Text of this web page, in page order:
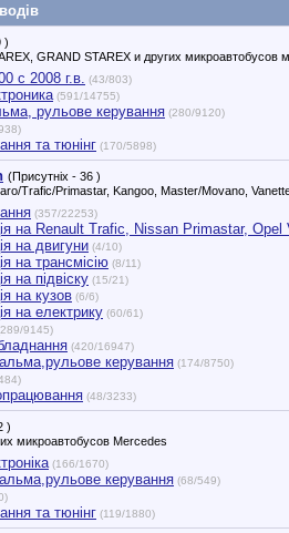
)
GRAND STAREX и других микроавтобусов
с 2008 г.в. (43/803)
(591/14755)
рульове керування (280/9120)
та тюнінг (170/5898)
(Присутніх - 36 )
Trafic/Primastar, Kangoo, Master/Movano, Vanette
(357/22253)
на Renault Trafic, Nissan Primastar,
на двигуни (4/10)
на трансмісію (8/11)
на підвіску (15/21)
на кузов (6/6)
на електрику (60/61)
9145)
(420/16947)
керування (174/8750)
(48/3233)
)
микроавтобусов Mercedes
(166/1670)
керування (68/549)
та тюнінг (119/1880)